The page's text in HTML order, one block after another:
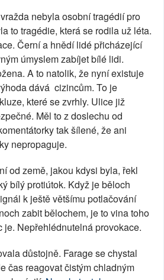
nebyla osobní tragédií pro
to tragédie, která se rodila už léta.
Černí a hnědí lidé přicházející
úmyslem zabíjet bílé lidi.
A to natolik, že nyní existuje
dává cizincům. To je
které se zvrhly. Ulice již
Měl to z doslechu od
tak šílené, že ani
nepropaguje.
od země, jakou kdysi byla, řekl
bílý protiútok. Když je běloch
k ještě většímu potlačování
zabit bělochem, je to vina toho
je. Nepřehlédnutelná provokace.
důstojně. Farage se chystal
čas reagovat čistým chladným